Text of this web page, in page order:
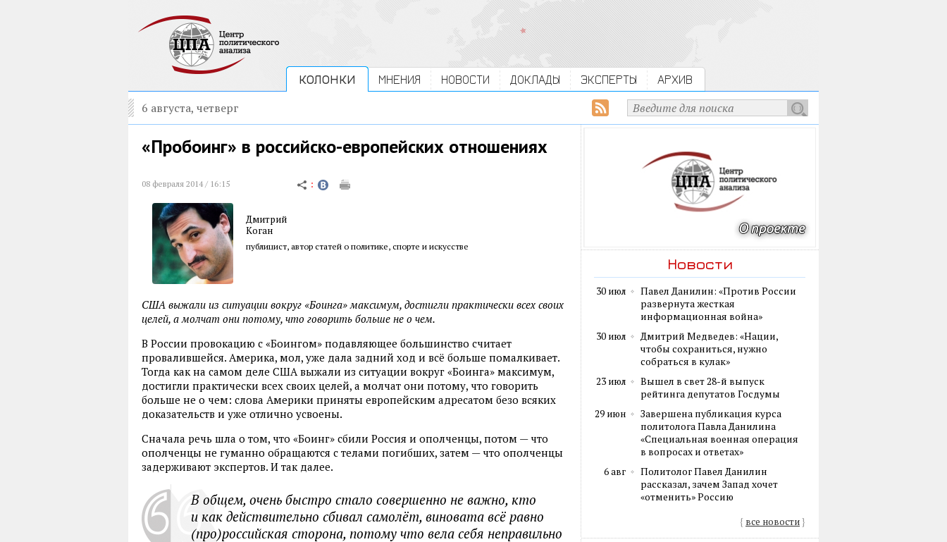
КОЛОНКИ МНЕНИЯ НОВОСТИ ДОКЛАДЫ ЭКСПЕРТЫ АРХИВ
6 августа, четверг
«Пробоинг» в российско-европейских отношениях
08 февраля 2014 / 16:15
Дмитрий
Коган
публицист, автор статей о политике, спорте и искусстве
США выжали из ситуации вокруг «Боинга» максимум, достигли практически всех своих
целей, а молчат они потому, что говорить больше не о чем.
В России провокацию с «Боингом» подавляющее большинство считает
провалившейся. Америка, мол, уже дала задний ход и всё больше помалкивает.
Тогда как на самом деле США выжали из ситуации вокруг «Боинга» максимум,
достигли практически всех своих целей, а молчат они потому, что говорить
больше не о чем: слова Америки приняты европейским адресатом безо всяких
доказательств и уже отлично усвоены.
Сначала речь шла о том, что «Боинг» сбили Россия и ополченцы, потом — что
ополченцы не гуманно обращаются с телами погибших, затем — что ополченцы
задерживают экспертов. И так далее.
В общем, очень быстро стало совершенно не важно, кто
и как действительно сбивал самолёт, виновата всё равно
(про)российская сторона, потому что вела себя неправильно
Новости
30 июл
Павел Данилин: «Против России
развернута жесткая
информационная война»
30 июл
Дмитрий Медведев: «Нации,
чтобы сохраниться, нужно
собраться в кулак»
23 июл
Вышел в свет 28-й выпуск
рейтинга депутатов Госдумы
29 июн
Завершена публикация курса
политолога Павла Данилина
«Специальная военная операция
в вопросах и ответах»
6 авг
Политолог Павел Данилин
рассказал, зачем Запад хочет
«отменить» Россию
{ все новости}